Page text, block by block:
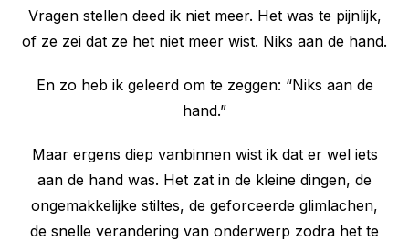
Vragen stellen deed ik niet meer. Het was te pijnlijk,
of ze zei dat ze het niet meer wist. Niks aan de hand.
En zo heb ik geleerd om te zeggen: “Niks aan de
hand.”
Maar ergens diep vanbinnen wist ik dat er wel iets
aan de hand was. Het zat in de kleine dingen, de
ongemakkelijke stiltes, de geforceerde glimlachen,
de snelle verandering van onderwerp zodra het te